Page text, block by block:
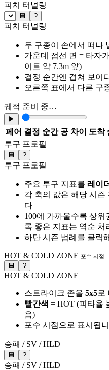
피치 터널링
💾 ?
피치 터널링
두 구종이 손에서 떠나
가운데 점선 면 = 타자
이트 약 7.3m 앞)
결정 순간엔 겹쳐 보이
오른쪽 표에서 다른 구
궤적 준비 중…
▶
페어 결정 순간 공 차이 도착
투구 프로필
💾 ?
투구 프로필
주요 투구 지표를 레이
각 축의 값은 해당 시즌
다
100에 가까울수록 상위
록 좋은 지표는 역순 처
하단 시즌 범례를 클릭
HOT & COLD ZONE 포수 시점
💾 ?
HOT & COLD ZONE
스트라이크 존을 5x5로
빨간색 = HOT (피타율
음)
포수 시점으로 표시됩
승패 / SV / HLD
💾 ?
승패 / SV / HLD